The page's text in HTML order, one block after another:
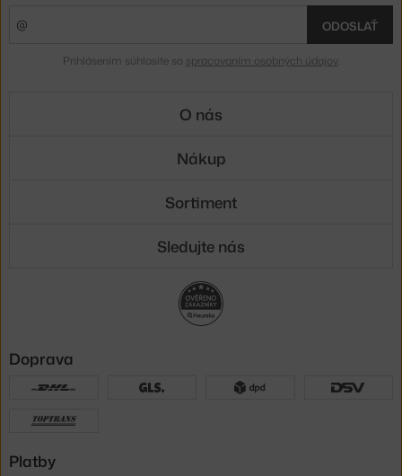
ODOSLAŤ
Prihlásením súhlasíte so spracovaním osobných údajov.
O nás
Nákup
Sortiment
Sledujte nás
Doprava
Platby